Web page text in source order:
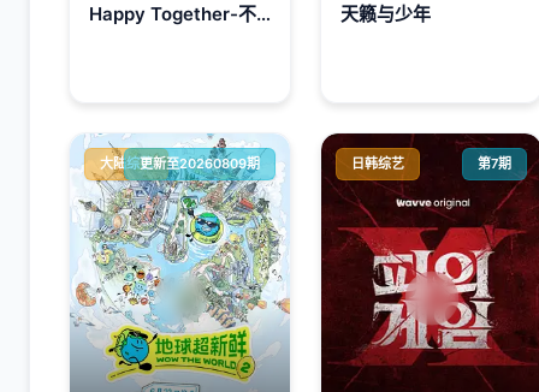
Happy Together-不是一个人真好 天籁与少年
大陆综艺更新至20260809期 日韩综艺 第7期